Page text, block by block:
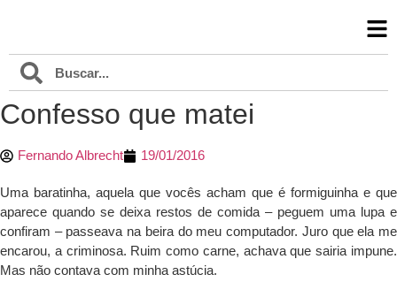
Confesso que matei
Fernando Albrecht 19/01/2016
Uma baratinha, aquela que vocês acham que é formiguinha e que
aparece quando se deixa restos de comida – peguem uma lupa e
confiram – passeava na beira do meu computador. Juro que ela me
encarou, a criminosa. Ruim como carne, achava que sairia impune.
Mas não contava com minha astúcia.